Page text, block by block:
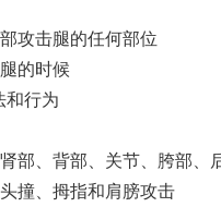
攻击腿的任何部位
的时候
和行为
部、背部、关节、胯部、
撞、拇指和肩膀攻击